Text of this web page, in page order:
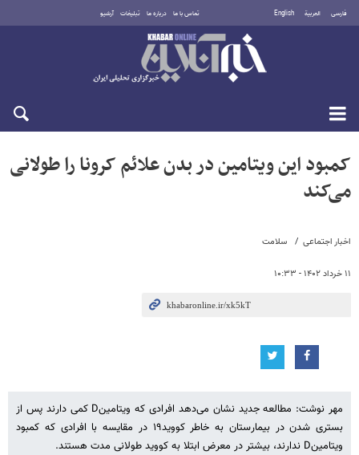
فارسی العربية English تماس با ما درباره ما تبلیغات آرشیو
یکشنبه ۱۸ مرداد ۱۴۰۵
اخبار اجتماعی سلامت
۱۱ خرداد ۱۴۰۲ - ۱۰:۳۳
کمبود این ویتامین در بدن علائم کرونا را طولانی
می‌کند
مهر نوشت: مطالعه جدید نشان می‌دهد افرادی که ویتامینD کمی دارند پس از
بستری شدن در بیمارستان به خاطر کووید۱۹ در مقایسه با افرادی که کمبود
ویتامینD ندارند، بیشتر در معرض ابتلا به کووید طولانی مدت هستند.